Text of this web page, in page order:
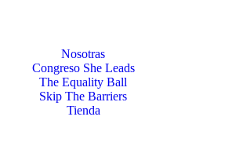
Nosotras
Congreso She Leads
The Equality Ball
Skip The Barriers
Tienda